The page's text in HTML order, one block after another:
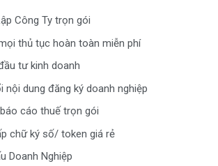
Công Ty trọn gói
thủ tục hoàn toàn miễn phí
tư kinh doanh
nội dung đăng ký doanh nghiệp
cáo thuế trọn gói
chữ ký số/ token giá rẻ
Doanh Nghiệp